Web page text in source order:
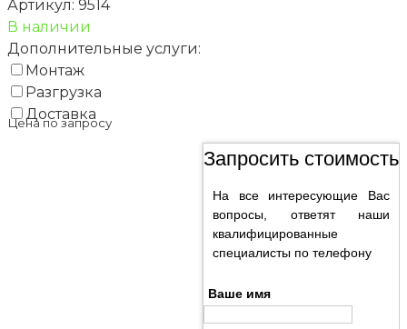
Артикул: 9514
В наличии
Дополнительные услуги:
Монтаж
Разгрузка
Доставка
Цена по запросу
Запросить стоимость
На все интересующие Вас
вопросы, ответят наши
квалифицированные
специалисты по телефону
Ваше имя